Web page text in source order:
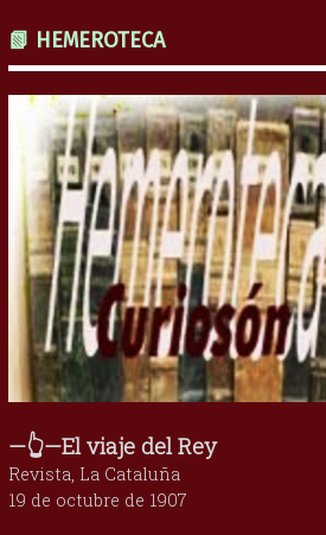
📗 HEMEROTECA
—👆—El viaje del Rey
Revista, La Cataluña
19 de octubre de 1907